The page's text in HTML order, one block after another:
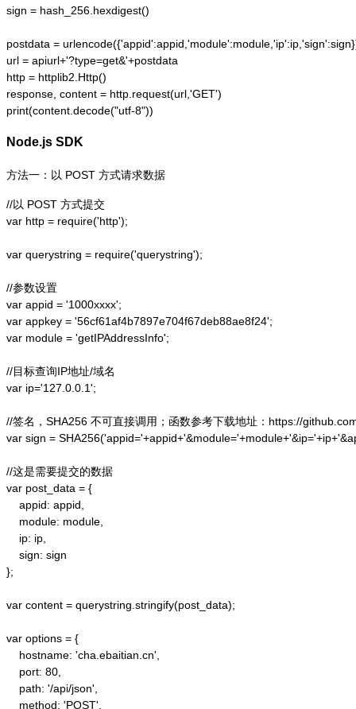
sign = hash_256.hexdigest()
postdata =
url = apiurl+'?type=get&'+postdata
http = httplib2.Http()
response, content = http.request(url,'GET')
print(content.decode("utf-8"))
Node.js SDK
方法一：以 POST 方式请求数据
//以 POST 方式提交
var http = require('http');
var querystring = require('querystring');
//参数设置
var appid = '1000xxxx';
var appkey = '56cf61af4b7897e704f67deb88ae8f24';
var module = 'getIPAddressInfo';
//目标查询IP地址/域名
var ip='127.0.0.1';
//签名，SHA256 不可直接调用；函数参考下载地址：https://
var sign =
//这是需要提交的数据
var post_data = {
    appid: appid,
    module: module,
    ip: ip,
    sign: sign
};
var content = querystring.stringify(post_data);
var options = {
    hostname: 'cha.ebaitian.cn',
    port: 80,
    path: '/api/json',
    method: 'POST',